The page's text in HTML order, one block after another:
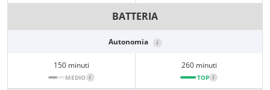
BATTERIA
Autonomia i
150 minuti
MEDIO i
260 minuti
TOP i